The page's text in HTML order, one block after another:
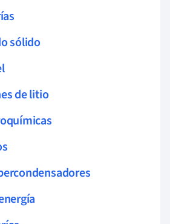
sólido
de litio